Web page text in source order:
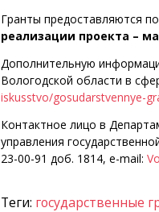
Гранты предоставляются
реализации проекта –
Дополнительную
Вологодской области в
iskusstvo/gosudarstvennye-
Контактное лицо в
управления
23-00-91 доб. 1814, e-mail:
Теги: государственные